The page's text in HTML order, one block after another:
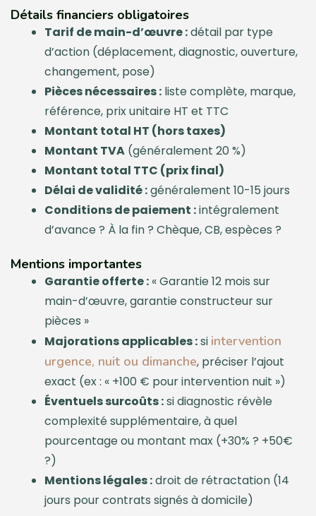
Détails financiers obligatoires
Tarif de main-d’œuvre :détail par type
d’action (déplacement, diagnostic, ouverture,
changement, pose)
Pièces nécessaires : liste complète, marque,
référence, prix unitaire HT et TTC
Montant total HT (hors taxes)
Montant TVA (généralement 20 %)
Montant total TTC (prix final)
Délai de validité :généralement 10-15 jours
Conditions de paiement :intégralement
d’avance ? À la fin ? Chèque, CB, espèces ?
Mentions importantes
Garantie offerte : « Garantie 12 mois sur
main-d’œuvre, garantie constructeur sur
pièces »
Majorations applicables :si intervention
urgence, nuit ou dimanche, préciser l’ajout
exact (ex : « +100 € pour intervention nuit »)
Éventuels surcoûts :si diagnostic révèle
complexité supplémentaire, à quel
pourcentage ou montant max (+30% ? +50€
?)
Mentions légales :droit de rétractation (14
jours pour contrats signés à domicile)